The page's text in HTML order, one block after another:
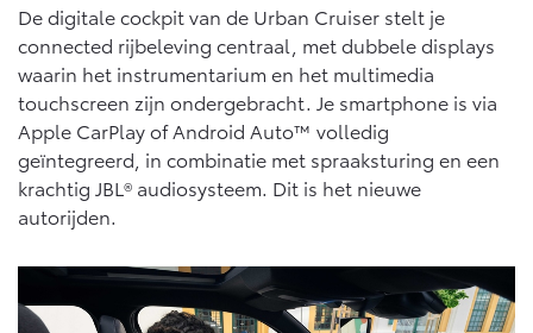
De digitale cockpit van de Urban Cruiser stelt je
connected rijbeleving centraal, met dubbele displays
waarin het instrumentarium en het multimedia
touchscreen zijn ondergebracht. Je smartphone is via
Apple CarPlay of Android Auto™ volledig
geïntegreerd, in combinatie met spraaksturing en een
krachtig JBL® audiosysteem. Dit is het nieuwe
autorijden.